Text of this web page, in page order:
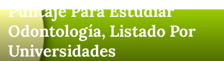
Puntaje Para Estudiar
Odontología, Listado Por
Universidades